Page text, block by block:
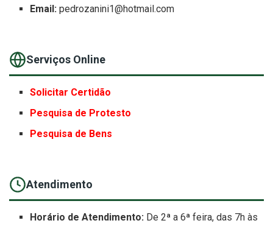
Email: pedrozanini1@hotmail.com
Serviços Online
Solicitar Certidão
Pesquisa de Protesto
Pesquisa de Bens
Atendimento
Horário de Atendimento: De 2ª a 6ª feira, das 7h às